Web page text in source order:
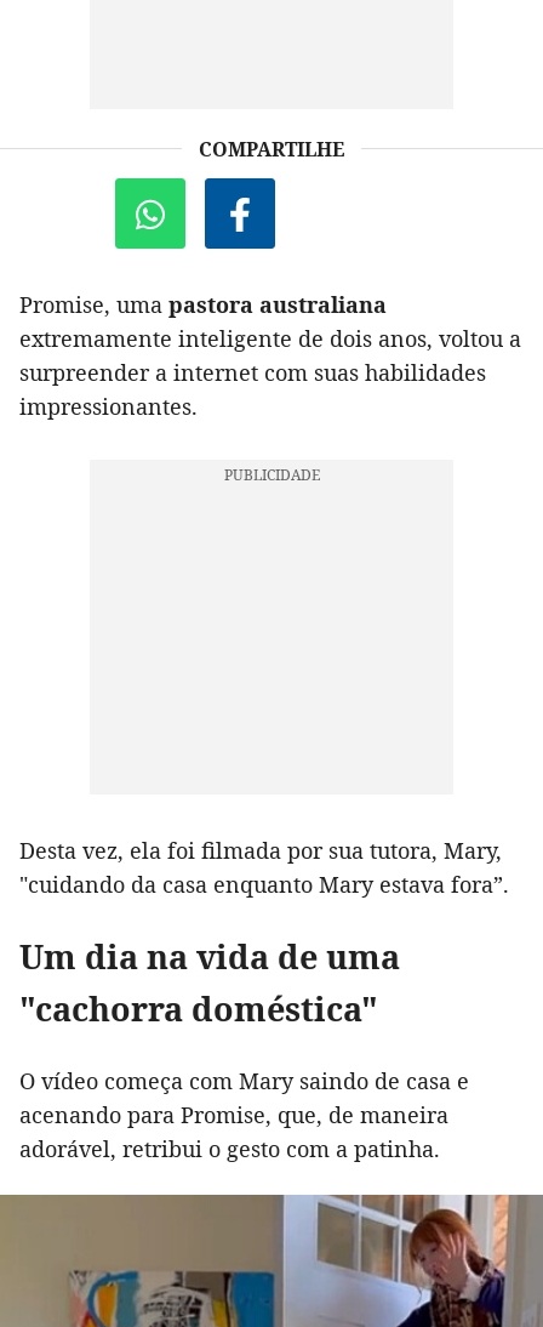
COMPARTILHE
Promise, uma pastora australiana
extremamente inteligente de dois anos, voltou a
surpreender a internet com suas habilidades
impressionantes.
Desta vez, ela foi filmada por sua tutora, Mary,
"cuidando da casa enquanto Mary estava fora”.
Um dia na vida de uma
"cachorra doméstica"
O vídeo começa com Mary saindo de casa e
acenando para Promise, que, de maneira
adorável, retribui o gesto com a patinha.